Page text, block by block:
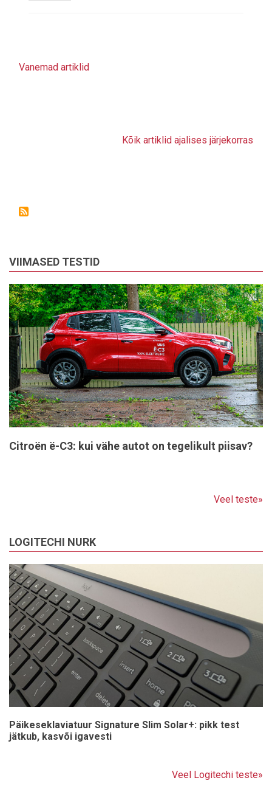
Vanemad artiklid
Kõik artiklid ajalises järjekorras
VIIMASED TESTID
Citroën ë-C3: kui vähe autot on tegelikult piisav?
Veel teste»
LOGITECHI NURK
Päikeseklaviatuur Signature Slim Solar+: pikk test
jätkub, kasvõi igavesti
Veel Logitechi teste»